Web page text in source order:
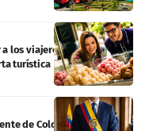
los viajeros: ocho
turística
de Colombia en